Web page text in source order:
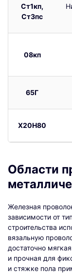
Ст1кп,
Ст3пс
08кп
65Г
Х20Н80
Области
Железная
зависимости от
строительства
вязальную
достаточно
и прочная для
и стяжке пола